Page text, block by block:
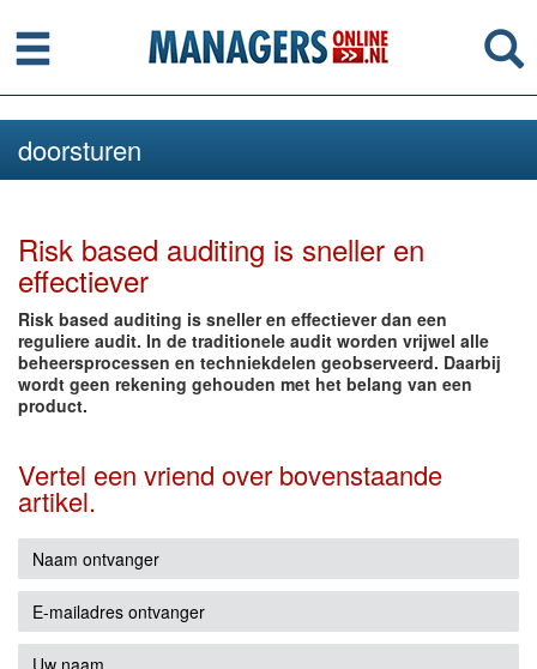
Menu
doorsturen
Risk based auditing is sneller en
effectiever
Risk based auditing is sneller en effectiever dan een
reguliere audit. In de traditionele audit worden vrijwel alle
beheersprocessen en techniekdelen geobserveerd. Daarbij
wordt geen rekening gehouden met het belang van een
product.
Vertel een vriend over bovenstaande
artikel.